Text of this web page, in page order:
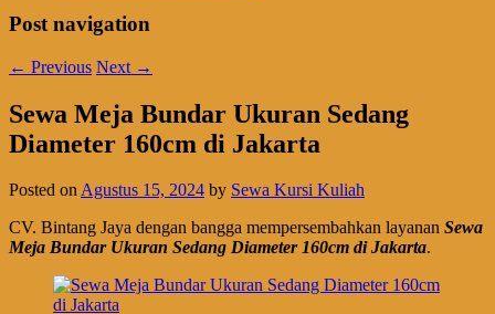
Post navigation
← Previous Next →
Sewa Meja Bundar Ukuran Sedang
Diameter 160cm di Jakarta
Posted onAgustus 15, 2024 by Sewa Kursi Kuliah
CV. Bintang Jaya dengan bangga mempersembahkan layanan Sewa
Meja Bundar Ukuran Sedang Diameter 160cm di Jakarta.